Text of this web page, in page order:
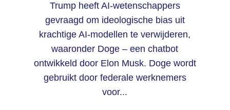
Trump heeft AI-wetenschappers
gevraagd om ideologische bias uit
krachtige AI-modellen te verwijderen,
waaronder Doge – een chatbot
ontwikkeld door Elon Musk. Doge wordt
gebruikt door federale werknemers
voor...